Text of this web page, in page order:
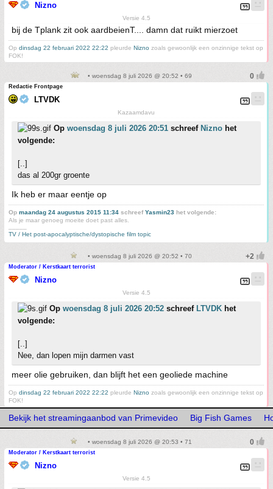
Nizno
Versie 4.5
bij de Tplank zit ook aardbeienT.... damn dat ruikt mierzoet
Op dinsdag 22 februari 2022 22:22 pleurde Nizno zoals gewoonlijk een onzinnige tekst op
FOK!
• woensdag 8 juli 2026 @ 20:52 • 69
Redactie Frontpage
LTVDK
Kazaamdavu
Op woensdag 8 juli 2026 20:51 schreef Nizno het
volgende:
[..]
das al 200gr groente
Ik heb er maar eentje op
Op maandag 24 augustus 2015 11:34 schreefYasmin23 het volgende:
Als je maar genoeg moeite doet past alles.
TV / Het post-apocalyptische/dystopische film topic
• woensdag 8 juli 2026 @ 20:52 • 70
Moderator / Kerstkaart terrorist
Nizno
Versie 4.5
Op woensdag 8 juli 2026 20:52 schreef LTVDK het
volgende:
[..]
Nee, dan lopen mijn darmen vast
meer olie gebruiken, dan blijft het een geoliede machine
Op dinsdag 22 februari 2022 22:22 pleurde Nizno zoals gewoonlijk een onzinnige tekst op
FOK!
Bekijk het streamingaanbod van Primevideo Big Fish Games
• woensdag 8 juli 2026 @ 20:53 • 71
Moderator / Kerstkaart terrorist
Nizno
Versie 4.5